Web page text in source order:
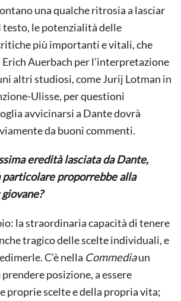
una qualche ritrosia a lasciar
testo, le potenzialità delle
più importanti e vitali, che
Auerbach per l’interpretazione
altri studiosi, come Jurij Lotman in
Ulisse, per questioni
avvicinarsi a Dante dovrà
da buoni commenti.
eredità lasciata da Dante,
proporrebbe alla
la straordinaria capacità di tenere
tragico delle scelte individuali, e
C’è nella Commediaun
posizione, a essere
proprie scelte e della propria vita;